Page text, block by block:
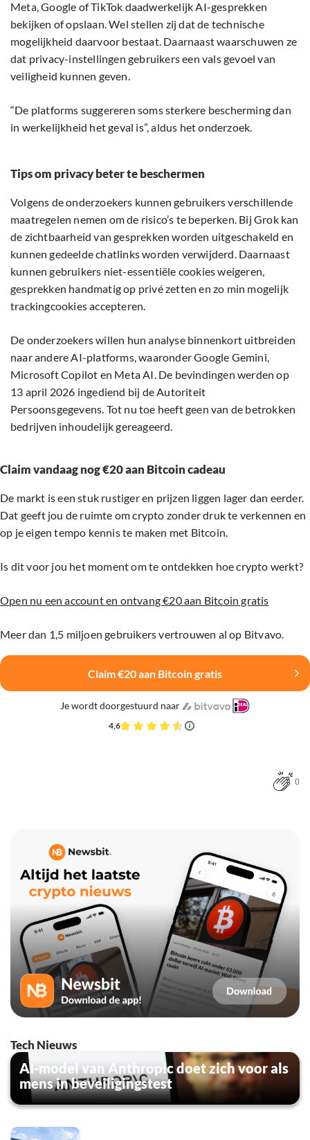
Meta, Google of TikTok daadwerkelijk AI-gesprekken
bekijken of opslaan. Wel stellen zij dat de technische
mogelijkheid daarvoor bestaat. Daarnaast waarschuwen ze
dat privacy-instellingen gebruikers een vals gevoel van
veiligheid kunnen geven.
“De platforms suggereren soms sterkere bescherming dan
in werkelijkheid het geval is”, aldus het onderzoek.
Tips om privacy beter te beschermen
Volgens de onderzoekers kunnen gebruikers verschillende
maatregelen nemen om de risico’s te beperken. Bij Grok kan
de zichtbaarheid van gesprekken worden uitgeschakeld en
kunnen gedeelde chatlinks worden verwijderd. Daarnaast
kunnen gebruikers niet-essentiële cookies weigeren,
gesprekken handmatig op privé zetten en zo min mogelijk
trackingcookies accepteren.
De onderzoekers willen hun analyse binnenkort uitbreiden
naar andere AI-platforms, waaronder Google Gemini,
Microsoft Copilot en Meta AI. De bevindingen werden op
13 april 2026 ingediend bij de Autoriteit
Persoonsgegevens. Tot nu toe heeft geen van de betrokken
bedrijven inhoudelijk gereageerd.
Claim vandaag nog €20 aan Bitcoin cadeau
De markt is een stuk rustiger en prijzen liggen lager dan eerder.
Dat geeft jou de ruimte om crypto zonder druk te verkennen en
op je eigen tempo kennis te maken met Bitcoin.
Is dit voor jou het moment om te ontdekken hoe crypto werkt?
Open nu een account en ontvang €20 aan Bitcoin gratis
Meer dan 1,5 miljoen gebruikers vertrouwen al op Bitvavo.
Claim €20 aan Bitcoin gratis
Je wordt doorgestuurd naar
4,6
0
Tech Nieuws
AI-model van Anthropic doet zich voor als
mens in beveiligingstest